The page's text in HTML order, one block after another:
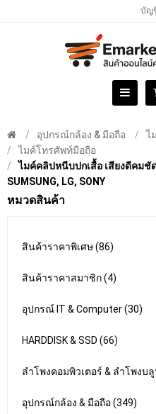
บัญ
อุปกรณ์กล้อง & มือถือ
ไ
ไมค์โทรศัพท์มือถือ
ไมค์คลิปหนีบปกเสื้อ เสียงดีคมชัด
SUMSUNG, LG, SONY
หมวดสินค้า
สินค้าราคาพิเศษ (86)
สินค้าราคาสมาชิก (4)
อุปกรณ์ IT & Computer (30)
HARDDISK & SSD (66)
ลำโพงคอมพิวเตอร์ & ลำโพงบ
อุปกรณ์กล้อง & มือถือ (349)